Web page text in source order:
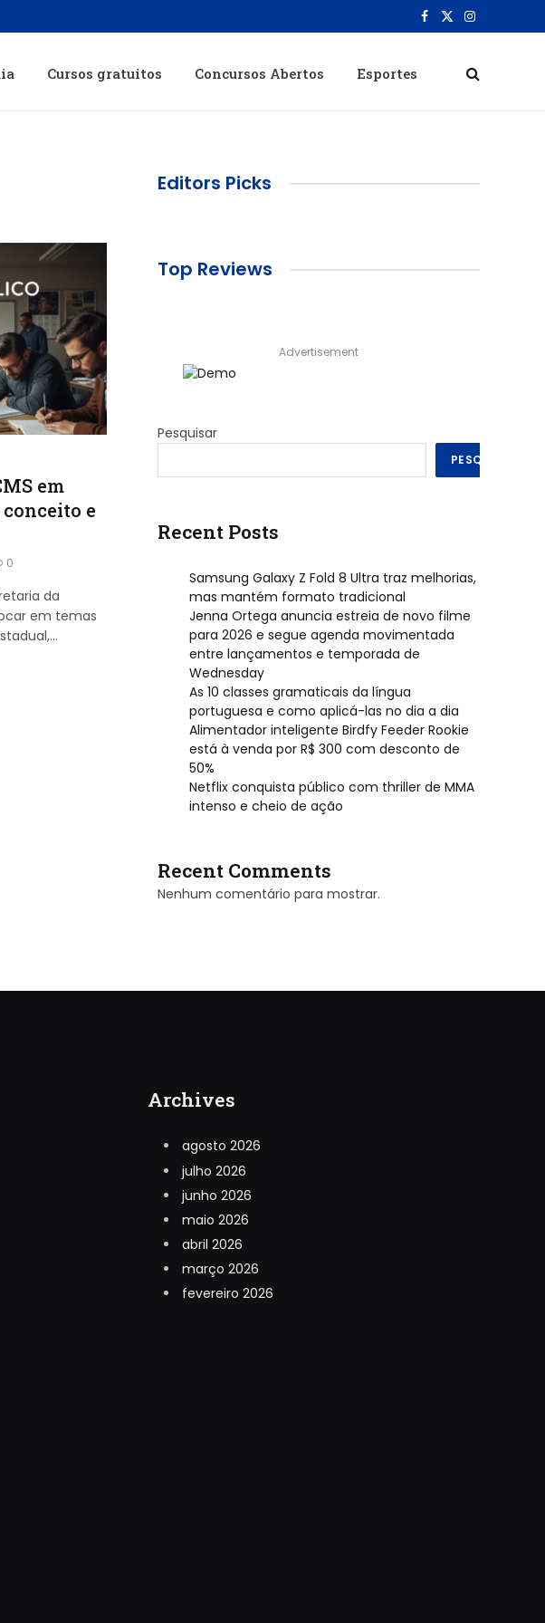
Facebook
X
Instagram
Cursos gratuitos Concursos Abertos Esportes
em
e
0
da
em temas
Editors Picks
Top Reviews
Advertisement
Pesquisar
PESQUISAR
Recent Posts
Samsung Galaxy Z Fold 8 Ultra traz melhorias,
mas mantém formato tradicional
Jenna Ortega anuncia estreia de novo filme
para 2026 e segue agenda movimentada
entre lançamentos e temporada de
Wednesday
As 10 classes gramaticais da língua
portuguesa e como aplicá-las no dia a dia
Alimentador inteligente Birdfy Feeder Rookie
está à venda por R$ 300 com desconto de
50%
Netflix conquista público com thriller de MMA
intenso e cheio de ação
Recent Comments
Nenhum comentário para mostrar.
Archives
agosto 2026
julho 2026
junho 2026
maio 2026
abril 2026
março 2026
fevereiro 2026